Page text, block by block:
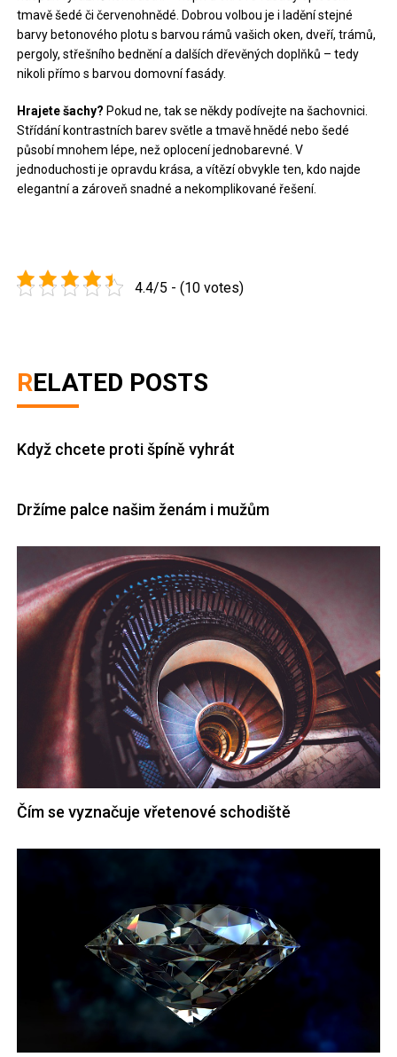
tmavě šedé či červenohnědé. Dobrou volbou je i ladění stejné
barvy betonového plotu s barvou rámů vašich oken, dveří, trámů,
pergoly, střešního bednění a dalších dřevěných doplňků – tedy
nikoli přímo s barvou domovní fasády.
Hrajete šachy? Pokud ne, tak se někdy podívejte na šachovnici.
Střídání kontrastních barev světle a tmavě hnědé nebo šedé
působí mnohem lépe, než oplocení jednobarevné. V
jednoduchosti je opravdu krása, a vítězí obvykle ten, kdo najde
elegantní a zároveň snadné a nekomplikované řešení.
4.4/5 - (10 votes)
RELATED POSTS
Když chcete proti špíně vyhrát
Držíme palce našim ženám i mužům
Čím se vyznačuje vřetenové schodiště